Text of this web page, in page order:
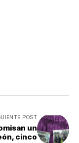
POST
un
cinco